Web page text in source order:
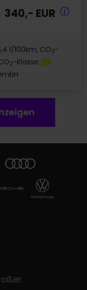
340,- EUR
l/100km; CO2-
2-Klasse: D